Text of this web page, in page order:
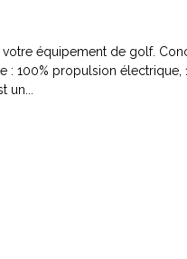
équipement de golf.
: 100% propulsion électrique,